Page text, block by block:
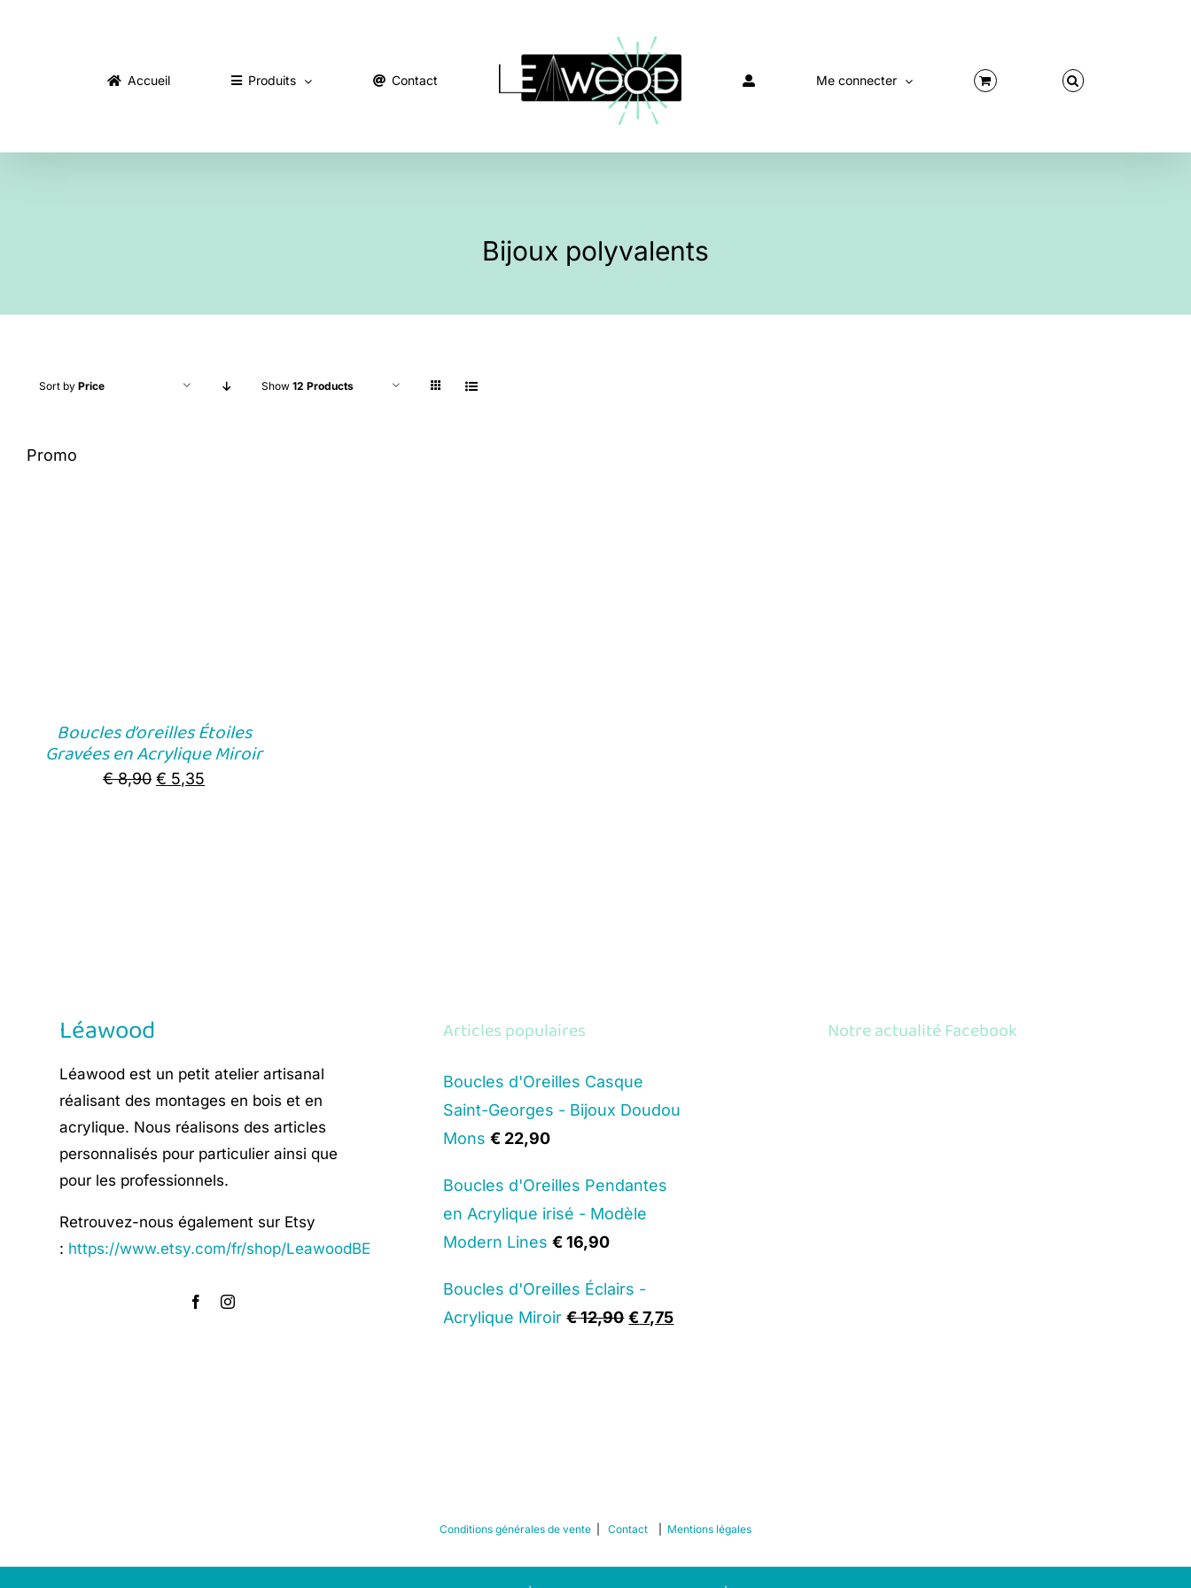
Accueil Produits Contact Me connecter
Bijoux polyvalents
Sort by Price Show 12 Products
Promo
Boucles d’oreilles Étoiles
Gravées en Acrylique Miroir
€8,90 Original
€ 5,35
Léawood
Léawood est un petit atelier artisanal
réalisant des montages en bois et en
acrylique. Nous réalisons des articles
personnalisés pour particulier ainsi que
pour les professionnels.
Retrouvez-nous également sur Etsy
: https://www.etsy.com/fr/shop/LeawoodBE
Articles populaires
Boucles d'Oreilles Casque
Saint-Georges - Bijoux Doudou
Mons € 22,90
Boucles d'Oreilles Pendantes
en Acrylique irisé - Modèle
Modern Lines €16,90
Boucles d'Oreilles Éclairs -
Acrylique Miroir €12,90 Original
€7,75Current
Notre actualité Facebook
Conditions générales de vente Contact Mentions légales